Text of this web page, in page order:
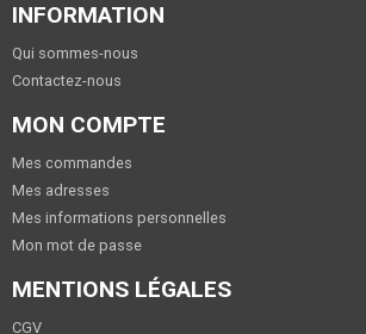
INFORMATION
Qui sommes-nous
Contactez-nous
MON COMPTE
Mes commandes
Mes adresses
Mes informations personnelles
Mon mot de passe
MENTIONS LÉGALES
CGV